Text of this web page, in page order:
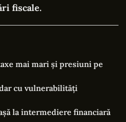
fiscale.
mai mari și presiuni pe
cu vulnerabilități
la intermediere financiară